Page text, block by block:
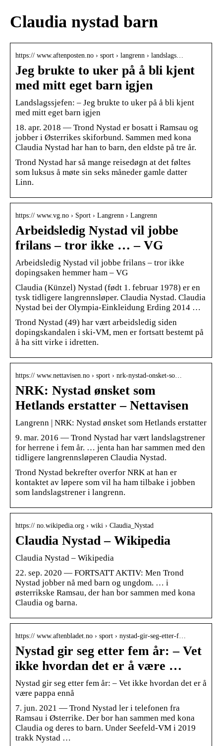
Claudia nystad barn
https:// www.aftenposten.no › sport › langrenn › landslags…
Jeg brukte to uker på å bli kjent
med mitt eget barn igjen
Landslagssjefen: – Jeg brukte to uker på å bli kjent
med mitt eget barn igjen
18. apr. 2018 — Trond Nystad er bosatt i Ramsau og
jobber i Østerrikes skiforbund. Sammen med kona
Claudia Nystad har han to barn, den eldste på tre år.
Trond Nystad har så mange reisedøgn at det føltes
som luksus å møte sin seks måneder gamle datter
Linn.
https:// www.vg.no › Sport › Langrenn › Langrenn
Arbeidsledig Nystad vil jobbe
frilans – tror ikke … – VG
Arbeidsledig Nystad vil jobbe frilans – tror ikke
dopingsaken hemmer ham – VG
Claudia (Künzel) Nystad (født 1. februar 1978) er en
tysk tidligere langrennsløper. Claudia Nystad. Claudia
Nystad bei der Olympia-Einkleidung Erding 2014 …
Trond Nystad (49) har vært arbeidsledig siden
dopingskandalen i ski-VM, men er fortsatt bestemt på
å ha sitt virke i idretten.
https:// www.nettavisen.no › sport › nrk-nystad-onsket-so…
NRK: Nystad ønsket som
Hetlands erstatter – Nettavisen
Langrenn | NRK: Nystad ønsket som Hetlands erstatter
9. mar. 2016 — Trond Nystad har vært landslagstrener
for herrene i fem år. … jenta han har sammen med den
tidligere langrennsløperen Claudia Nystad.
Trond Nystad bekrefter overfor NRK at han er
kontaktet av løpere som vil ha ham tilbake i jobben
som landslagstrener i langrenn.
https:// no.wikipedia.org › wiki › Claudia_Nystad
Claudia Nystad – Wikipedia
Claudia Nystad – Wikipedia
22. sep. 2020 — FORTSATT AKTIV: Men Trond
Nystad jobber nå med barn og ungdom. … i
østerrikske Ramsau, der han bor sammen med kona
Claudia og barna.
https:// www.aftenbladet.no › sport › nystad-gir-seg-etter-f…
Nystad gir seg etter fem år: – Vet
ikke hvordan det er å være …
Nystad gir seg etter fem år: – Vet ikke hvordan det er å
være pappa ennå
7. jun. 2021 — Trond Nystad ler i telefonen fra
Ramsau i Østerrike. Der bor han sammen med kona
Claudia og deres to barn. Under Seefeld-VM i 2019
trakk Nystad …